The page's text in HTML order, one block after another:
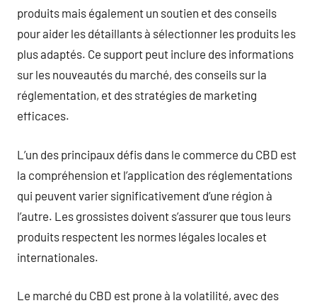
produits mais également un soutien et des conseils
pour aider les détaillants à sélectionner les produits les
plus adaptés. Ce support peut inclure des informations
sur les nouveautés du marché, des conseils sur la
réglementation, et des stratégies de marketing
efficaces.
L’un des principaux défis dans le commerce du CBD est
la compréhension et l’application des réglementations
qui peuvent varier significativement d’une région à
l’autre. Les grossistes doivent s’assurer que tous leurs
produits respectent les normes légales locales et
internationales.
Le marché du CBD est prone à la volatilité, avec des